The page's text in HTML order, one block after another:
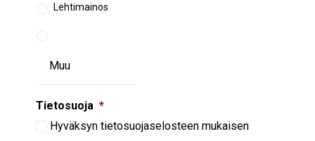
Lehtimainos
Tietosuoja *
Hyväksyn tietosuojaselosteen mukaisen